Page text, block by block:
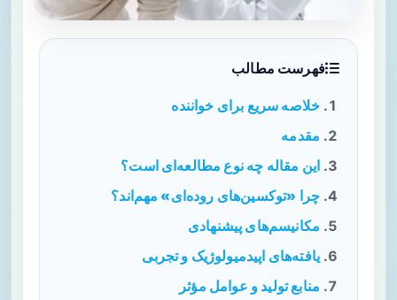
فهرست مطالب
خلاصه سریع برای خواننده
مقدمه
این مقاله چه نوع مطالعه‌ای است؟
چرا «توکسین‌های روده‌ای» مهم‌اند؟
مکانیسم‌های پیشنهادی
یافته‌های اپیدمیولوژیک و تجربی
منابع تولید و عوامل مؤثر